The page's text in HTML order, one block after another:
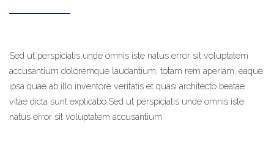
Sed ut perspiciatis unde omnis iste natus error sit voluptatem
accusantium doloremque laudantium, totam rem aperiam, eaque
ipsa quae ab illo inventore veritatis et quasi architecto beatae
vitae dicta sunt explicabo.Sed ut perspiciatis unde omnis iste
natus error sit voluptatem accusantium